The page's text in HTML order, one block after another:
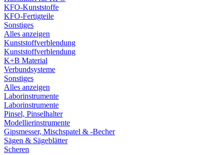
KFO-Kunststoffe
KFO-Fertigteile
Sonstiges
Alles anzeigen
Kunststoffverblendung
Kunststoffverblendung
K+B Material
Verbundsysteme
Sonstiges
Alles anzeigen
Laborinstrumente
Laborinstrumente
Pinsel, Pinselhalter
Modellierinstrumente
Gipsmesser, Mischspatel & -Becher
Sägen & Sägeblätter
Scheren